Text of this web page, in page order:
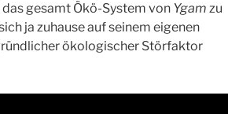
gesamt Ökö-System von Ygam zu
ja zuhause auf seinem eigenen
ökologischer Störfaktor